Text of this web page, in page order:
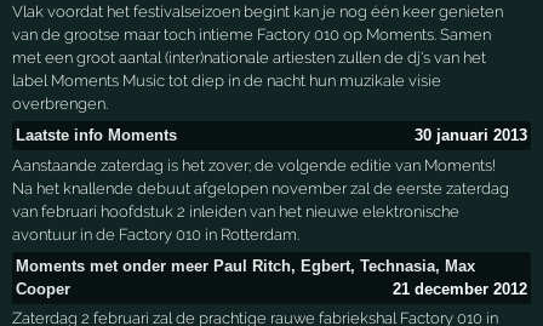
Vlak voordat het festivalseizoen begint kan je nog één keer genieten
van de grootse maar toch intieme Factory 010 op Moments. Samen
met een groot aantal (inter)nationale artiesten zullen de dj's van het
label Moments Music tot diep in de nacht hun muzikale visie
overbrengen.
Laatste info Moments
30 januari 2013
Aanstaande zaterdag is het zover; de volgende editie van Moments!
Na het knallende debuut afgelopen november zal de eerste zaterdag
van februari hoofdstuk 2 inleiden van het nieuwe elektronische
avontuur in de Factory 010 in Rotterdam.
Moments met onder meer Paul Ritch, Egbert, Technasia, Max
Cooper
21 december 2012
Zaterdag 2 februari zal de prachtige rauwe fabriekshal Factory 010 in